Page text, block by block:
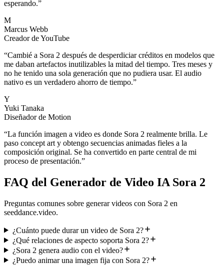
esperando.”
M
Marcus Webb
Creador de YouTube
“Cambié a Sora 2 después de desperdiciar créditos en modelos que
me daban artefactos inutilizables la mitad del tiempo. Tres meses y
no he tenido una sola generación que no pudiera usar. El audio
nativo es un verdadero ahorro de tiempo.”
Y
Yuki Tanaka
Diseñador de Motion
“La función imagen a video es donde Sora 2 realmente brilla. Le
paso concept art y obtengo secuencias animadas fieles a la
composición original. Se ha convertido en parte central de mi
proceso de presentación.”
FAQ del Generador de Video IA Sora 2
Preguntas comunes sobre generar videos con Sora 2 en
seeddance.video.
¿Cuánto puede durar un video de Sora 2?
¿Qué relaciones de aspecto soporta Sora 2?
¿Sora 2 genera audio con el video?
¿Puedo animar una imagen fija con Sora 2?